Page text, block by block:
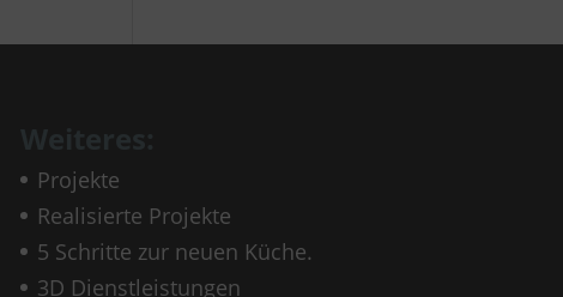
Projekte
Realisierte Projekte
5 Schritte zur neuen Küche.
3D Dienstleistungen